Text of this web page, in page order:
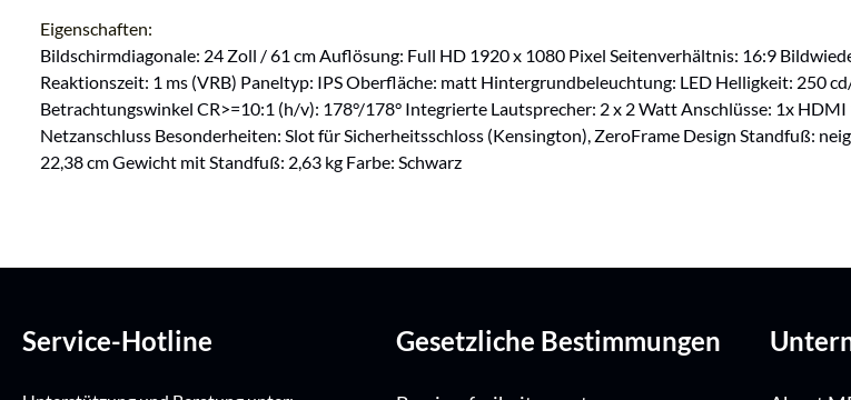
Eigenschaften:
Bildschirmdiagonale: 24 Zoll / 61 cm Auflösung: Full HD 1920 x 1080 Pixel Seitenverhältnis: 16:9
Reaktionszeit: 1 ms (VRB) Paneltyp: IPS Oberfläche: matt Hintergrundbeleuchtung: LED Helligkeit: 250
Betrachtungswinkel CR>=10:1 (h/v): 178°/178° Integrierte Lautsprecher: 2 x 2 Watt Anschlüsse: 1x
Netzanschluss Besonderheiten: Slot für Sicherheitsschloss (Kensington), ZeroFrame Design Standfuß:
22,38 cm Gewicht mit Standfuß: 2,63 kg Farbe: Schwarz
Service-Hotline Gesetzliche Bestimmungen